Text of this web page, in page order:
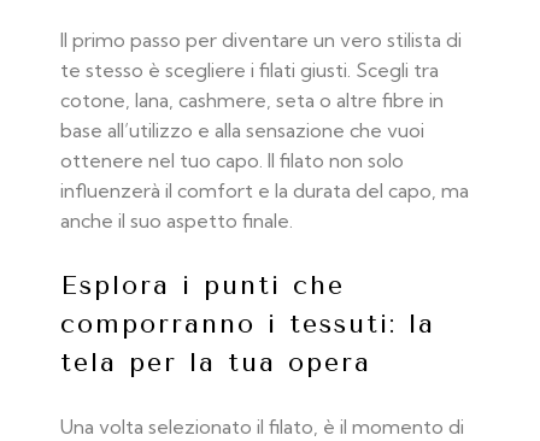
Il primo passo per diventare un vero stilista di
te stesso è scegliere i filati giusti. Scegli tra
cotone, lana, cashmere, seta o altre fibre in
base all’utilizzo e alla sensazione che vuoi
ottenere nel tuo capo. Il filato non solo
influenzerà il comfort e la durata del capo, ma
anche il suo aspetto finale.
Esplora i punti che
comporranno i tessuti: la
tela per la tua opera
Una volta selezionato il filato, è il momento di